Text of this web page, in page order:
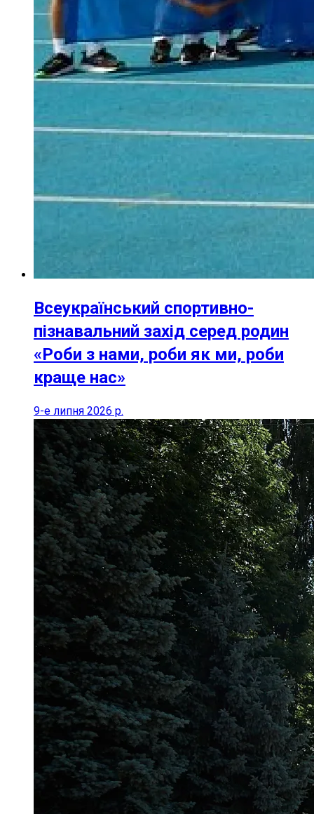
Всеукраїнський спортивно-
пізнавальний захід серед родин
«Роби з нами, роби як ми, роби
краще нас»
9-е липня 2026 р.